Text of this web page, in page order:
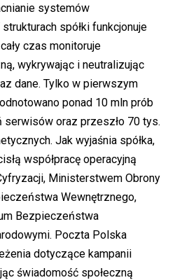
systemów
spółki funkcjonuje
czas monitoruje
wykrywając i neutralizując
dane. Tylko w pierwszym
ponad 10 mln prób
oraz przeszło 70 tys.
Jak wyjaśnia spółka,
współpracę operacyjną
Ministerstwem Obrony
Wewnętrznego,
Bezpieczeństwa
Poczta Polska
dotyczące kampanii
świadomość społeczną